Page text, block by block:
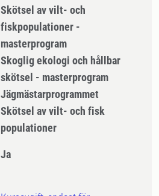
Skötsel av vilt- och
fiskpopulationer -
masterprogram
Skoglig ekologi och hållbar
skötsel - masterprogram
Jägmästarprogrammet
Skötsel av vilt- och fisk
populationer
Ja